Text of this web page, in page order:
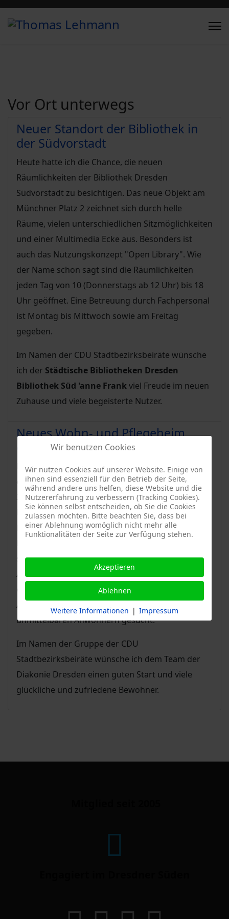
Vor Ort unterwegs
Neuer Standort der Bibliothek in
der Südvorstadt
Heute hatte ich die Chance, die neuen
Räumlichkeiten der Bibliothek Dresden
Südvorstadt zu besichtigen. Das neue Objekt am
Münchner Platz 2 zeichnet sich durch helle
Räume, vielen unterschiedlichen Sitzmöglichkeiten
und einer Multimedia Ecke aus. Besonders ist
auch das Nutzungskonzept "Open Library". Wie
der Name schon sagt sind die Räumlichkeiten
jeden Tag von 10 (Donnerstags ab 12 Uhr) bis 18
Uhr geöffnet. Eine Betreuung durch Fachpersonal
ist Montag bis Mittwoch sowie am Freitag
gegeben.
Im Namen der CDU Stadtbezirksbeiräte wünsche
ich der Städtische Bibliotheken Dresden
Bibliothek Süd 'anne Frankviel Freude im neuen
Zuhause und viele begeisterte Nutzer.
Neues Wohn- und Pflegeheim
eröffnet
Heute fand in Dresden Coschütz die Eröffnung
des neuen Wohn- und Pflegeheims statt. Seit März
2018 wurden 8,5 Mio Euro verbaut. In der neuen
Einrichtung befinden sich 12 Wohnungen für
Betreutes Wohnen, 15 Plätze für die Tagespflege,
Plätze für Kurzzeit- und Schwerstpflegeplätze
sowie ein Wohnheim für Studierende.
Am Standort selbst werden viele Leistungen
erbracht und durch ein niedrigschwelliges
Angebot bewusst der Kontakt mit den
unmittelbaren Anwohnern gesucht.
Im Namen der Gruppe der CDU
Stadtbezirksbeiräte wünsche ich dem Team der
Diakonie Dresden einen guten Start und viele
glückliche und zufriedene Bewohner.
Wir benutzen Cookies
Wir nutzen Cookies auf unserer Website. Einige von
ihnen sind essenziell für den Betrieb der Seite,
während andere uns helfen, diese Website und die
Nutzererfahrung zu verbessern (Tracking Cookies).
Sie können selbst entscheiden, ob Sie die Cookies
zulassen möchten. Bitte beachten Sie, dass bei
einer Ablehnung womöglich nicht mehr alle
Funktionalitäten der Seite zur Verfügung stehen.
Akzeptieren
Ablehnen
Weitere Informationen | Impressum